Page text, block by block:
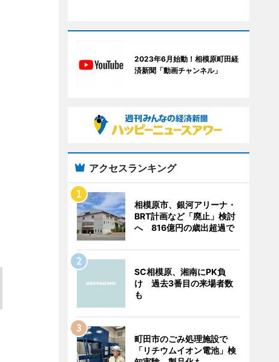
2023年6月始動！相模原町田経
済新聞「動画チャンネル」
アクセスランキング
相模原市、銀河アリーナ・
BRT計画など「廃止」検討
へ 816億円の歳出超過で
SC相模原、湘南にPK負
け 過去3番目の来場者数
も
町田市のごみ処理施設で
「リチウムイオン電池」検